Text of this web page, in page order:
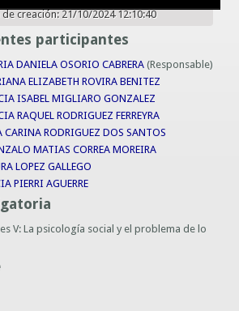
de creación: 21/10/2024 12:10:40
participantes
DANIELA OSORIO CABRERA(Responsable)
ELIZABETH ROVIRA BENITEZ
ISABEL MIGLIARO GONZALEZ
RAQUEL RODRIGUEZ FERREYRA
CARINA RODRIGUEZ DOS SANTOS
MATIAS CORREA MOREIRA
LOPEZ GALLEGO
PIERRI AGUERRE
V: La psicología social y el problema de lo